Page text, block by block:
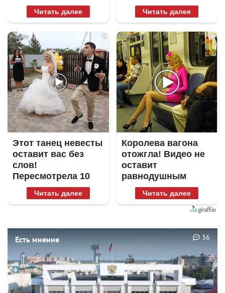
Читать далее Читать далее
i
Этот танец невесты
оставит вас без
слов!
Пересмотрела 10
раз
Читать далее
i
Королева вагона
отожгла! Видео не
оставит
равнодушным
Читать далее
Есть мнение 36